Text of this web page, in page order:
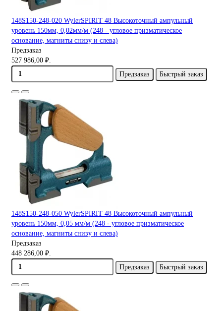
148S150-248-020 WylerSPIRIT 48 Высокоточный ампульный
уровень 150мм, 0,02мм/м (248 - угловое призматическое
основание, магниты снизу и слева)
Предзаказ
527 986,00 ₽.
Предзаказ
Быстрый заказ
148S150-248-050 WylerSPIRIT 48 Высокоточный ампульный
уровень 150мм, 0,05 мм/м (248 - угловое призматическое
основание, магниты снизу и слева)
Предзаказ
448 286,00 ₽.
Предзаказ
Быстрый заказ